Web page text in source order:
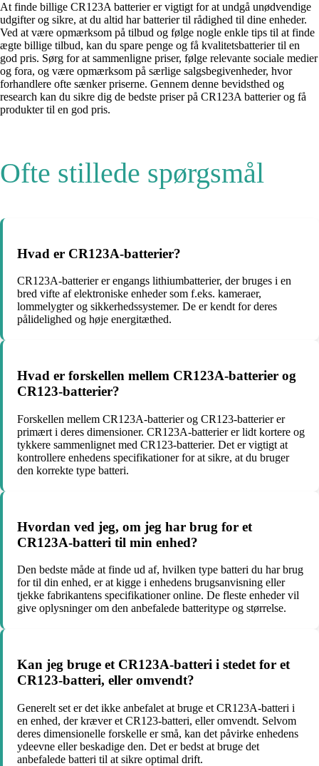
At finde billige CR123A batterier er vigtigt for at undgå unødvendige
udgifter og sikre, at du altid har batterier til rådighed til dine enheder.
Ved at være opmærksom på tilbud og følge nogle enkle tips til at finde
ægte billige tilbud, kan du spare penge og få kvalitetsbatterier til en
god pris. Sørg for at sammenligne priser, følge relevante sociale medier
og fora, og være opmærksom på særlige salgsbegivenheder, hvor
forhandlere ofte sænker priserne. Gennem denne bevidsthed og
research kan du sikre dig de bedste priser på CR123A batterier og få
produkter til en god pris.
Ofte stillede spørgsmål
Hvad er CR123A-batterier?
CR123A-batterier er engangs lithiumbatterier, der bruges i en
bred vifte af elektroniske enheder som f.eks. kameraer,
lommelygter og sikkerhedssystemer. De er kendt for deres
pålidelighed og høje energitæthed.
Hvad er forskellen mellem CR123A-batterier og
CR123-batterier?
Forskellen mellem CR123A-batterier og CR123-batterier er
primært i deres dimensioner. CR123A-batterier er lidt kortere og
tykkere sammenlignet med CR123-batterier. Det er vigtigt at
kontrollere enhedens specifikationer for at sikre, at du bruger
den korrekte type batteri.
Hvordan ved jeg, om jeg har brug for et
CR123A-batteri til min enhed?
Den bedste måde at finde ud af, hvilken type batteri du har brug
for til din enhed, er at kigge i enhedens brugsanvisning eller
tjekke fabrikantens specifikationer online. De fleste enheder vil
give oplysninger om den anbefalede batteritype og størrelse.
Kan jeg bruge et CR123A-batteri i stedet for et
CR123-batteri, eller omvendt?
Generelt set er det ikke anbefalet at bruge et CR123A-batteri i
en enhed, der kræver et CR123-batteri, eller omvendt. Selvom
deres dimensionelle forskelle er små, kan det påvirke enhedens
ydeevne eller beskadige den. Det er bedst at bruge det
anbefalede batteri til at sikre optimal drift.